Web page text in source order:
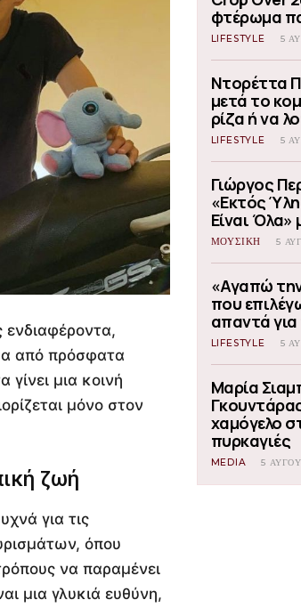
ενδιαφέροντα,
από πρόσφατα
μια κοινή
μόνο στον
ζωή
για τις
όπου
να παραμένει
μια γλυκιά ευθύνη,
φτέρωμα
LIFESTYLE 5
Ντορέττα
μετά το
ρίζα ή να
LIFESTYLE 5
Γιώργος
«Εκτός
Είναι
ΜΟΥΣΙΚΗ 5
«Αγαπώ
που
απαντά
LIFESTYLE 5
Μαρία
χαμόγελο
πυρκαγιές
MEDIA 5